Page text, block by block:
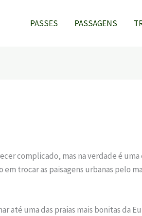
PASSES PASSAGENS
complicado, mas na verdade é
trocar as paisagens urbanas pelo
até uma das praias mais bonitas da